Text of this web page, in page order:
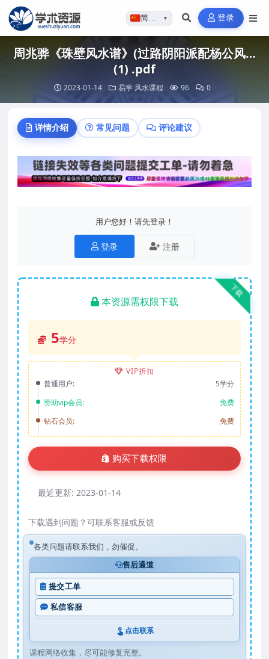
简体…▼ 登录
周兆骅《珠壁风水谱》(过路阴阳派配杨公风…
(1) .pdf
2023-01-14 易学 风水课程 96 0
详情介绍 常见问题 评论建议
用户您好！请先登录！
登录 注册
下载
本资源需权限下载
5学分
VIP折扣
普通用户:
5学分
赞助vip会员:
免费
钻石会员:
免费
购买下载权限
最近更新: 2023-01-14
下载遇到问题？可联系客服或反馈
各类问题请联系我们，勿催促。
售后通道
提交工单
私信客服
点击联系
课程网络收集，尽可能修复完整。